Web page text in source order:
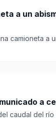
a un
camioneta a
a
caudal del